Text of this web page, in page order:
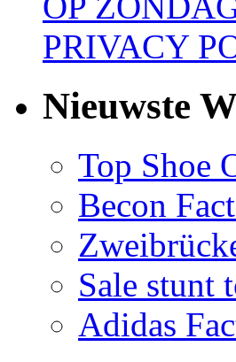
PRIVACY
Nieuwste
Top Shoe
Becon
Sale stunt
Adidas